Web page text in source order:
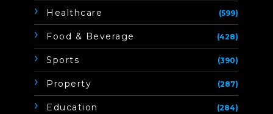
Healthcare (599)
Food & Beverage (428)
Sports (390)
Property (287)
Education (284)